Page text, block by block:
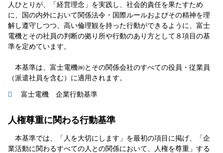
人ひとりが、「経営理念」を実践し、社会的責任を果たすため
に、国の内外において関係法令・国際ルールおよびその精神を理
解し遵守しつつ、高い倫理観を持った行動ができるように、富士
電機とその社員の判断の拠り所や行動のあり方として８項目の基
準を定めています。
本基準は、富士電機㈱とその関係会社のすべての役員・従業員
（派遣社員を含む）に適用されます。
富士電機 企業行動基準
人権尊重に関わる行動基準
本基準では、「人を大切にします」を最初の項目に掲げ、「企
業活動に関わるすべての人との関係において、人権を尊重」する